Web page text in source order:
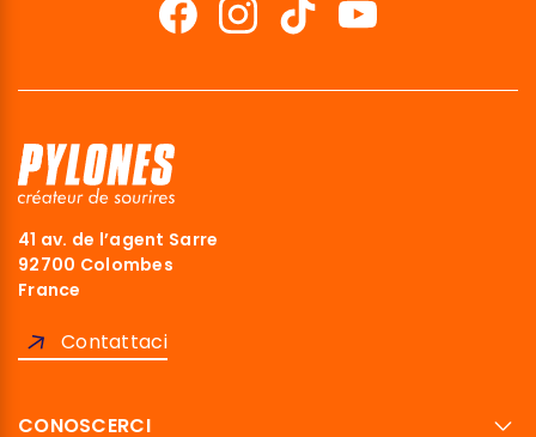
41 av. de l’agent Sarre
92700 Colombes
France
Contattaci
CONOSCERCI